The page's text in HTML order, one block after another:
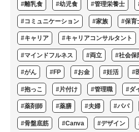
#離乳食 #幼児食 #管理栄養士
#コミュニケーション #家族 #保育
#キャリア #キャリアコンサルタント
#マインドフルネス #両立 #社会保
#がん #FP #お金 #妊活 #
#抱っこ #片付け #管理職 #ダ
#薬剤師 #薬膳 #夫婦 #パパ
#骨盤底筋 #Canva #デザイン